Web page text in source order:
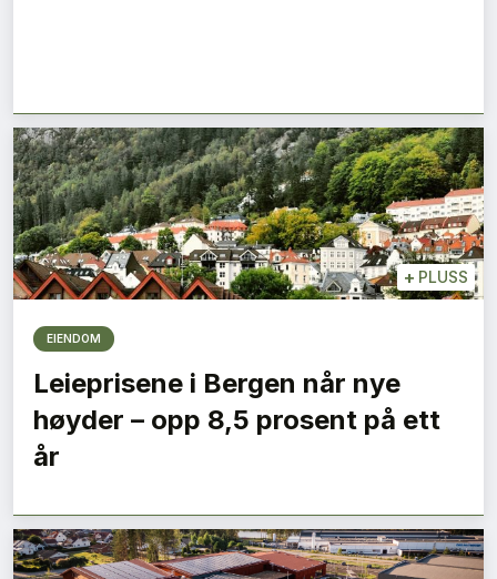
+ PLUSS
EIENDOM
Leieprisene i Bergen når nye
høyder – opp 8,5 prosent på ett
år